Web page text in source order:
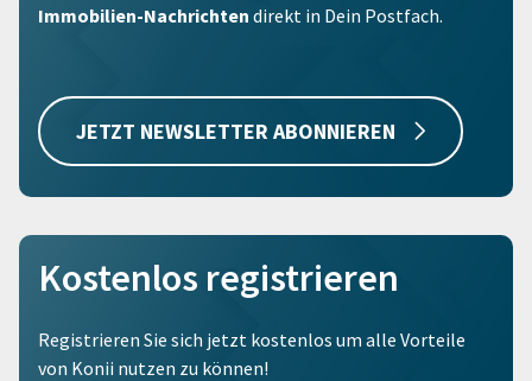
Immobilien-Nachrichten direkt in Dein Postfach.
JETZT NEWSLETTER ABONNIEREN
Kostenlos registrieren
Registrieren Sie sich jetzt kostenlos um alle Vorteile
von Konii nutzen zu können!